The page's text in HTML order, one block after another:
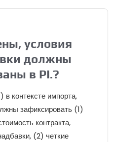
условия
должны
в PI.?
контексте импорта,
зафиксировать (1)
контракта,
(2) четкие